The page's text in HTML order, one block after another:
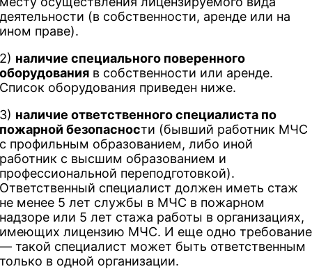
деятельности (в собственности, аренде или на
ином праве).
2) наличие специального поверенного
оборудования в собственности или аренде.
Список оборудования приведен ниже.
3) наличие ответственного специалиста по
пожарной безопасности (бывший работник МЧС
с профильным образованием, либо иной
работник с высшим образованием и
профессиональной переподготовкой).
Ответственный специалист должен иметь стаж
не менее 5 лет службы в МЧС в пожарном
надзоре или 5 лет стажа работы в организациях,
имеющих лицензию МЧС. И еще одно требование
— такой специалист может быть ответственным
только в одной организации.